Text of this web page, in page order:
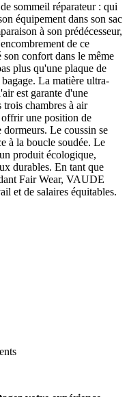
sommeil réparateur : qui
équipement dans son sac
à son prédécesseur,
de ce
confort dans le même
plus qu'une plaque de
La matière ultra-
est garante d'une
chambres à air
offrir une position de
Le coussin se
à la boucle soudée. Le
produit écologique,
durables. En tant que
Fair Wear, VAUDE
et de salaires équitables.